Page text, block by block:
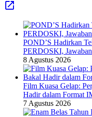
POND’S Hadirkan
PERDOSKI,
8 Agustus 2026
Film Kuasa Gelap:
Hadir dalam Format
7 Agustus 2026